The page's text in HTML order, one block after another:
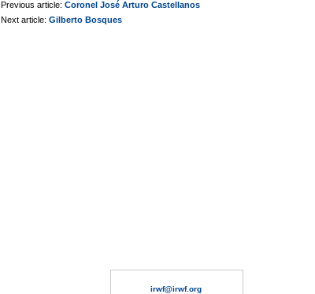
Previous article: Coronel José Arturo Castellanos
Next article: Gilberto Bosques
irwf@irwf.org